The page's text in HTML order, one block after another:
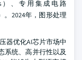
）、专用集成电路
。2024年，图形处理
器优化AI芯片市场中
系统、高并行性以及